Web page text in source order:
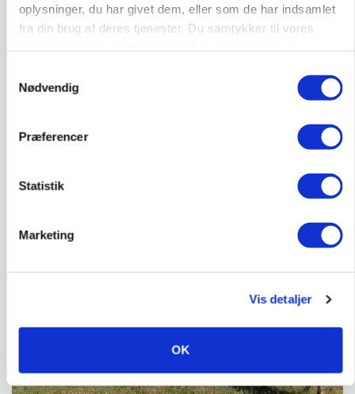
oplysninger, du har givet dem, eller som de har indsamlet
fra din brug af deres tjenester. Du samtykker til vores
Nødvendig
Præferencer
Statistik
Marketing
Vis detaljer
OK
protestgruppe vil demonstrere mod ny
gødskningslov
kan den ændre din bedrift fra 2027